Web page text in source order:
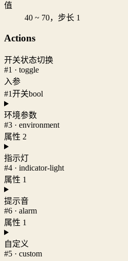
值
40 ~ 70，步长 1
Actions
开关状态切换
#1 · toggle
入参
#1开关bool
环境参数
#3 · environment
属性 2
指示灯
#4 · indicator-light
属性 1
提示音
#6 · alarm
属性 1
自定义
#5 · custom